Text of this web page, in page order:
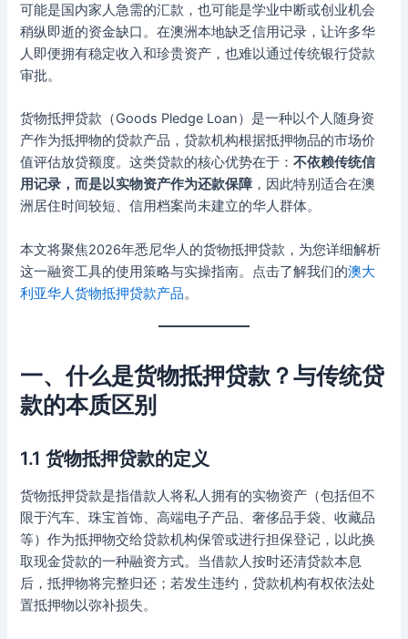
可能是国内家人急需的汇款，也可能是学业中断或创业机会
稍纵即逝的资金缺口。在澳洲本地缺乏信用记录，让许多华
人即便拥有稳定收入和珍贵资产，也难以通过传统银行贷款
审批。
货物抵押贷款（Goods Pledge Loan）是一种以个人随身资
产作为抵押物的贷款产品，贷款机构根据抵押物品的市场价
值评估放贷额度。这类贷款的核心优势在于：不依赖传统信
用记录，而是以实物资产作为还款保障 ，因此特别适合在澳
洲居住时间较短、信用档案尚未建立的华人群体。
本文将聚焦2026年悉尼华人的货物抵押贷款，为您详细解析
这一融资工具的使用策略与实操指南。点击了解我们的澳大
利亚华人货物抵押贷款产品。
一、什么是货物抵押贷款？与传统贷
款的本质区别
1.1 货物抵押贷款的定义
货物抵押贷款是指借款人将私人拥有的实物资产（包括但不
限于汽车、珠宝首饰、高端电子产品、奢侈品手袋、收藏品
等）作为抵押物交给贷款机构保管或进行担保登记，以此换
取现金贷款的一种融资方式。当借款人按时还清贷款本息
后，抵押物将完整归还；若发生违约，贷款机构有权依法处
置抵押物以弥补损失。